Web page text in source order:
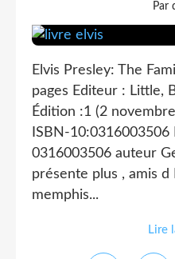
Par
Elvis Presley: The
pages Editeur : Little,
Édition :1 (2
ISBN-
0316003506 auteur
présente plus , amis d
memphis...
Lire